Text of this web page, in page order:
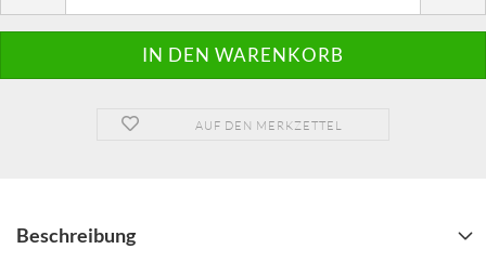
AUF DEN MERKZETTEL
Beschreibung